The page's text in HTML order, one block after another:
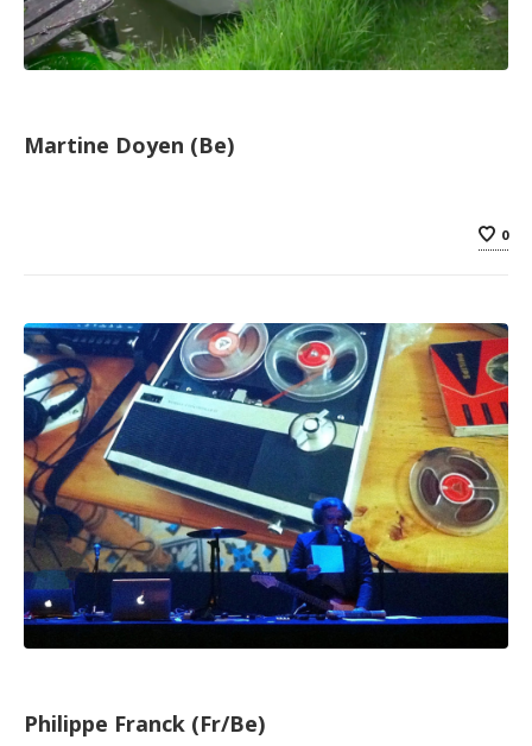
Martine Doyen (Be)
0
Philippe Franck (Fr/Be)